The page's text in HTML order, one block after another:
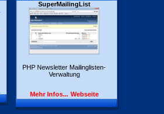
SuperMailingList
PHP Newsletter Mailinglisten-
Verwaltung
Mehr Infos... Webseite